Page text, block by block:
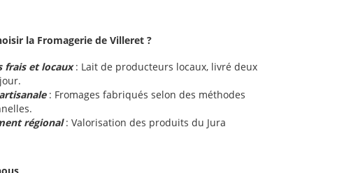
la Fromagerie de Villeret ?
frais et locaux: Lait de producteurs locaux, livré deux
: Fromages fabriqués selon des méthodes
régional: Valorisation des produits du Jura